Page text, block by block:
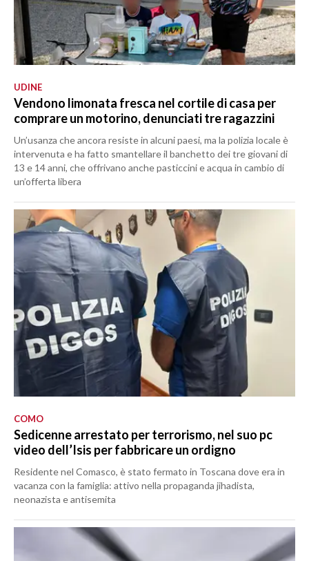
UDINE
Vendono limonata fresca nel cortile di casa per
comprare un motorino, denunciati tre ragazzini
Un’usanza che ancora resiste in alcuni paesi, ma la polizia locale è
intervenuta e ha fatto smantellare il banchetto dei tre giovani di
13 e 14 anni, che offrivano anche pasticcini e acqua in cambio di
un’offerta libera
COMO
Sedicenne arrestato per terrorismo, nel suo pc
video dell’Isis per fabbricare un ordigno
Residente nel Comasco, è stato fermato in Toscana dove era in
vacanza con la famiglia: attivo nella propaganda jihadista,
neonazista e antisemita